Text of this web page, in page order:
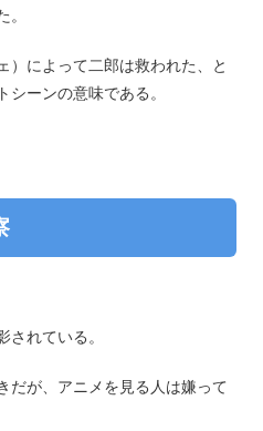
。
）によって二郎は救われた、と
シーンの意味である。
されている。
だが、アニメを見る人は嫌って